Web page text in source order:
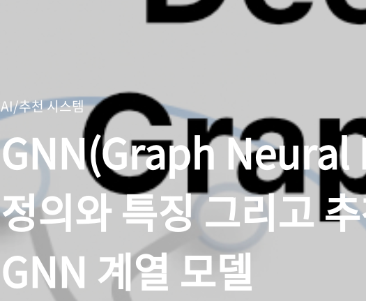
AI/추천 시스템
GNN(Graph
정의와 특징 그리고
GNN 계열 모델